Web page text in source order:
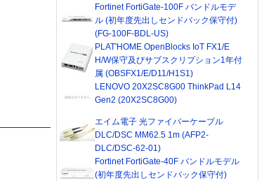
Fortinet FortiGate-100F バンドルモデ
ル (初年度先出しセンドバック保守付)
(FG-100F-BDL-US)
PLAT'HOME OpenBlocks IoT FX1/E
H/W保守及びサブスクリプション1年付
属 (OBSFX1/E/D11/H1S1)
LENOVO 20X2SC8G00 ThinkPad L14
Gen2 (20X2SC8G00)
エイム電子 光ファイバーケーブル
DLC/DSC MM62.5 1m (AFP2-
DLC/DSC-62-01)
Fortinet FortiGate-40F バンドルモデル
(初年度先出しセンドバック保守付)